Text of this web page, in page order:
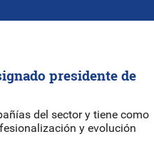
presidente de
del sector y tiene como
y evolución